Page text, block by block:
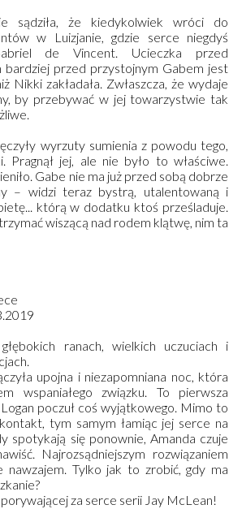
sądziła, że kiedykolwiek wróci do
w Luizjanie, gdzie serce niegdyś
de Vincent. Ucieczka przed
bardziej przed przystojnym Gabem jest
Nikki zakładała. Zwłaszcza, że wydaje
by przebywać w jej towarzystwie tak
wyrzuty sumienia z powodu tego,
Pragnął jej, ale nie było to właściwe.
Gabe nie ma już przed sobą dobrze
– widzi teraz bystrą, utalentowaną i
którą w dodatku ktoś prześladuje.
wiszącą nad rodem klątwę, nim ta
ranach, wielkich uczuciach i
upojna i niezapomniana noc, która
wspaniałego związku. To pierwsza
poczuł coś wyjątkowego. Mimo to
tym samym łamiąc jej serce na
spotykają się ponownie, Amanda czuje
Najrozsądniejszym rozwiązaniem
nawzajem. Tylko jak to zrobić, gdy ma
za serce serii Jay McLean!